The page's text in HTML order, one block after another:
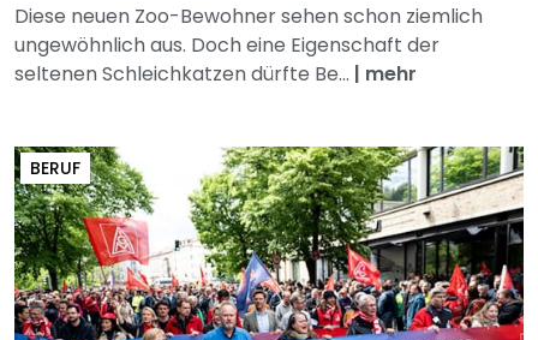
Diese neuen Zoo-Bewohner sehen schon ziemlich
ungewöhnlich aus. Doch eine Eigenschaft der
seltenen Schleichkatzen dürfte Be... | mehr
BERUF